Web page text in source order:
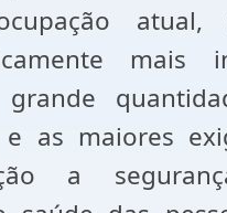
atual,
mais
e as maiores
a